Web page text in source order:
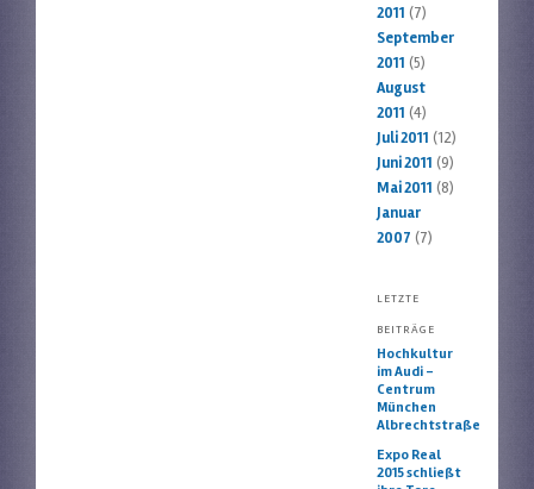
2011 (7)
September
2011 (5)
August
2011 (4)
Juli 2011 (12)
Juni 2011 (9)
Mai 2011 (8)
Januar
2007 (7)
LETZTE
BEITRÄGE
Hochkultur
im Audi –
Centrum
München
Albrechtstraße
Expo Real
2015 schließt